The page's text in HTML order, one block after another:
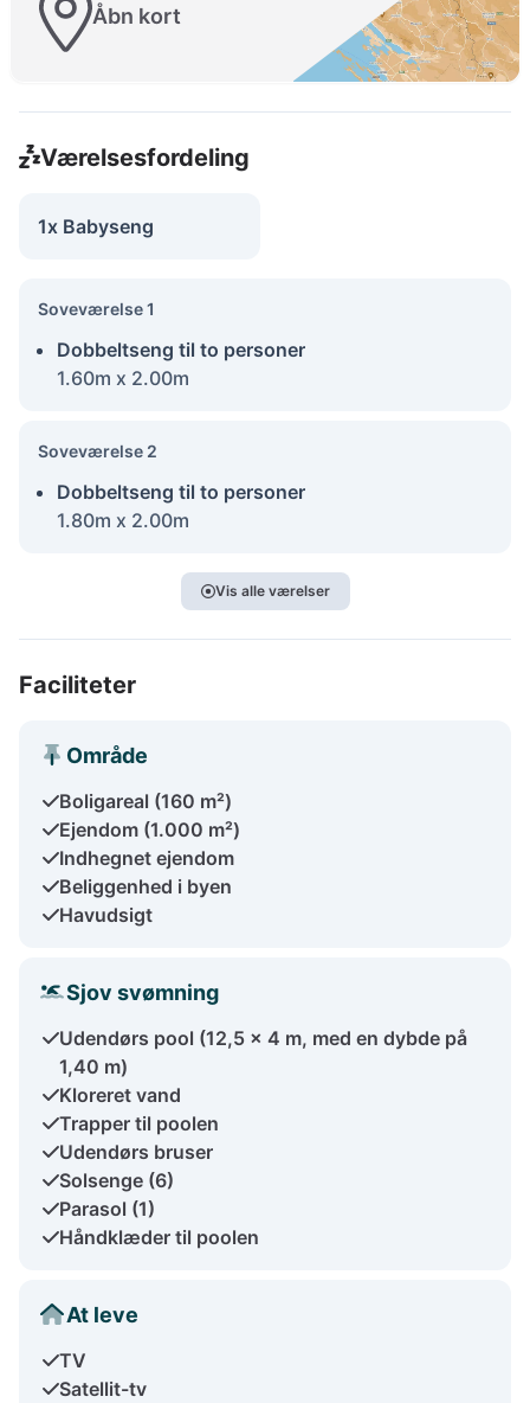
Åbn kort
Værelsesfordeling
1x Babyseng
Soveværelse 1
Dobbeltseng til to personer
1.60m x 2.00m
Soveværelse 2
Dobbeltseng til to personer
1.80m x 2.00m
Vis alle værelser
Faciliteter
Område
Boligareal (160 m²)
Ejendom (1.000 m²)
Indhegnet ejendom
Beliggenhed i byen
Havudsigt
Sjov svømning
Udendørs pool (12,5 x 4 m, med en dybde på
1,40 m)
Kloreret vand
Trapper til poolen
Udendørs bruser
Solsenge (6)
Parasol (1)
Håndklæder til poolen
At leve
TV
Satellit-tv